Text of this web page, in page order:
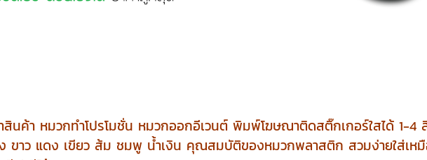
ค้า หมวกทำโปรโมชั่น หมวกออกอีเวนต์ พิมพ์โฆษณาติดสติ๊กเกอร์ใสได้ 1-4
ขาว แดง เขียว ส้ม ชมพู น้ำเงิน คุณสมบัติของหมวกพลาสติก สวมง่ายใส่เห